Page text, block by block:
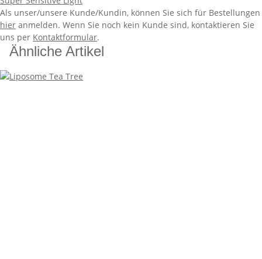
Als unser/unsere Kunde/Kundin, können Sie sich für Bestellungen
hier anmelden. Wenn Sie noch kein Kunde sind, kontaktieren Sie
uns per Kontaktformular.
Ähnliche Artikel